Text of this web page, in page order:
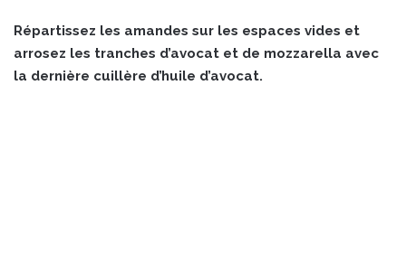
Répartissez les amandes sur les espaces vides et
arrosez les tranches d’avocat et de mozzarella avec
la dernière cuillère d’huile d’avocat.